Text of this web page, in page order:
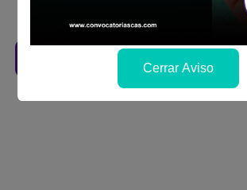
Descarga aquí las Bases
Cerrar Aviso